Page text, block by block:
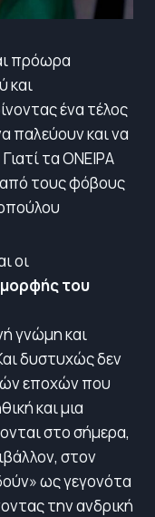
πρόωρα
και
ένα τέλος
παλεύουν και να
τα ΟΝΕΙΡΑ
από τους φόβους
οι
μορφής του
γνώμη και
δυστυχώς δεν
εποχών που
και μια
στο σήμερα,
στον
ως γεγονότα
την ανδρική